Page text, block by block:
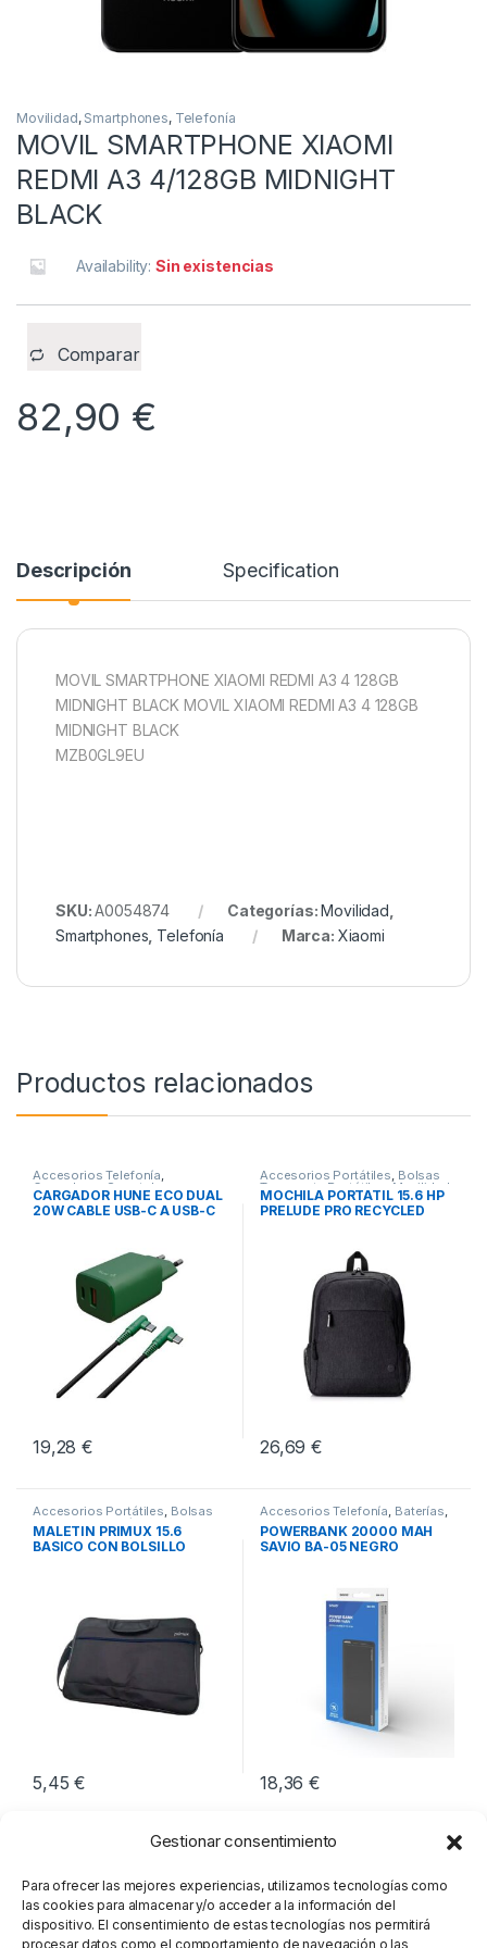
Gestionar consentimiento
Para ofrecer las mejores experiencias, utilizamos tecnologías como
las cookies para almacenar y/o acceder a la información del
dispositivo. El consentimiento de estas tecnologías nos permitirá
procesar datos como el comportamiento de navegación o las
Movilidad, Smartphones, Telefonía
MOVIL SMARTPHONE XIAOMI
REDMI A3 4/128GB MIDNIGHT
BLACK
Availability:Sin existencias
Comparar
82,90 €
Descripción Specification
MOVIL SMARTPHONE XIAOMI REDMI A3 4 128GB
MIDNIGHT BLACK MOVIL XIAOMI REDMI A3 4 128GB
MIDNIGHT BLACK
MZB0GL9EU
SKU:A0054874 Categorías:Movilidad
Smartphones Telefonía Marca: Xiaomi
Productos relacionados
Accesorios Telefonía,
Cargadores Smartphones,
Movilidad
CARGADOR HUNE ECO DUAL
20W CABLE USB-C A USB-C
19,28€
Accesorios Portátiles, Bolsas
Transporte Portátiles, Movilidad
MOCHILA PORTATIL 15.6 HP
PRELUDE PRO RECYCLED
26,69€
Accesorios Portátiles, Bolsas
Transporte Portátiles,Movilidad
MALETIN PRIMUX 15.6
BASICO CON BOLSILLO
5,45€
Accesorios Telefonía, Baterías,
Movilidad
POWERBANK 20000 MAH
SAVIO BA-05 NEGRO
18,36€